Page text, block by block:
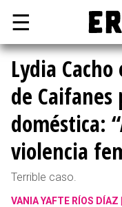
☰
Lydia
de
doméstica:
violencia
Terrible caso.
VANIA YAFTE RÍOS DÍAZ